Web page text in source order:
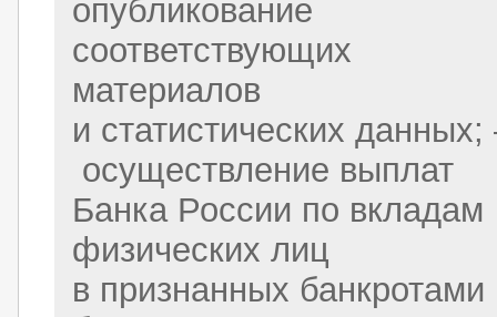
опубликование
соответствующих
материалов
и статистических данных;
осуществление выплат
Банка России по вкладам
физических лиц
в признанных банкротами